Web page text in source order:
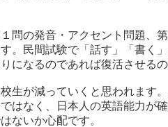
問の発音・アクセント問題、
。民間試験で「話す」「書く
になるのであれば復活させるの
生が減っていくと思われます。
はなく、日本人の英語能力が
ないか心配です。